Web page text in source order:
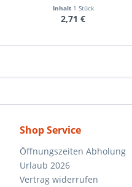
Inhalt 1 Stück
2,71 €
Shop Service
Öffnungszeiten Abholung
Urlaub 2026
Vertrag widerrufen